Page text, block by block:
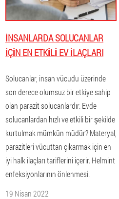
İNSANLARDA SOLUCANLAR
IÇIN EN ETKILI EV ILAÇLARI
Solucanlar, insan vücudu üzerinde
son derece olumsuz bir etkiye sahip
olan parazit solucanlardır. Evde
solucanlardan hızlı ve etkili bir şekilde
kurtulmak mümkün müdür? Materyal,
parazitleri vücuttan çıkarmak için en
iyi halk ilaçları tariflerini içerir. Helmint
enfeksiyonlarının önlenmesi.
19 Nisan 2022